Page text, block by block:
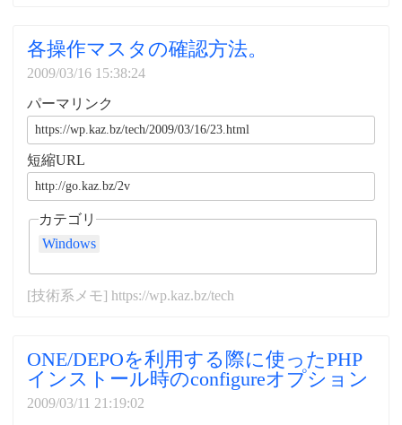
各操作マスタの確認方法。
2009/03/16 15:38:24
パーマリンク
短縮URL
カテゴリ
Windows
[技術系メモ] https://wp.kaz.bz/tech
ONE/DEPOを利用する際に使ったPHP
インストール時のconfigureオプション
2009/03/11 21:19:02